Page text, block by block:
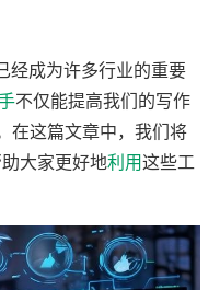
经成为许多行业的重要
不仅能提高我们的写作
在这篇文章中，我们将
大家更好地利用这些工